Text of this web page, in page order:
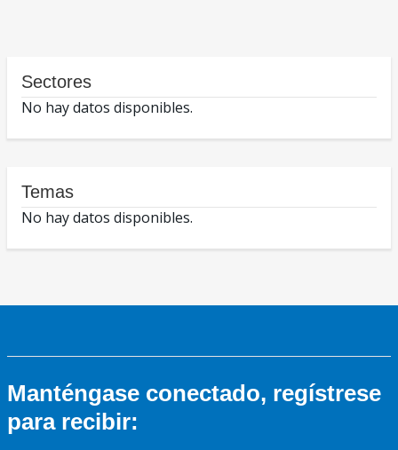
Sectores
No hay datos disponibles.
Temas
No hay datos disponibles.
Manténgase conectado, regístrese
para recibir: